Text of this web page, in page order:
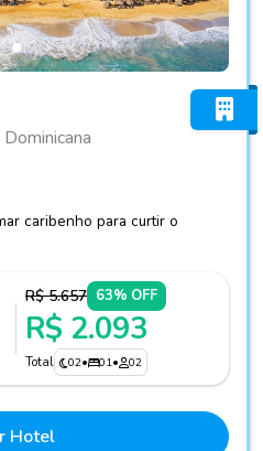
caribenho para curtir o
R$ 5.657 63% OFF
R$ 2.093
Total 02• 01• 02
Hotel